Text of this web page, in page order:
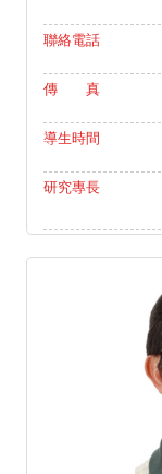
聯絡電話
傳 真
導生時間
研究專長